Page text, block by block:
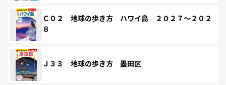
Ｃ０２ 地球の歩き方 ハワイ島 ２０２７～２０２
８
Ｊ３３ 地球の歩き方 墨田区